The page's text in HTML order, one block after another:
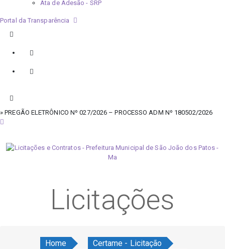
Ata de Adesão - SRP
Portal da Transparência
» PREGÃO ELETRÔNICO Nº 027/2026 – PROCESSO ADM Nº 180502/2026
Licitações
Home
Certame - Licitação